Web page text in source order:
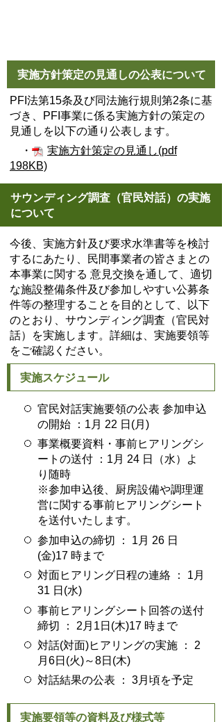
実施方針策定の見通しの公表について
PFI法第15条及び同法施行規則第2条に基
づき、PFI事業に係る実施方針の策定の
見通しを以下の通り公表します。
・
実施方針策定の見通し(pdf
198KB)
サウンディング調査（官民対話）の実施
について
今後、実施方針及び要求水準書等を検討
するにあたり、民間事業者の皆さまとの
本事業に関する 意見交換を通して、適切
な施設整備条件及び参加しやすい公募条
件等の整理することを目的として、以下
のとおり、サウンディング調査（官民対
話）を実施します。詳細は、実施要領等
をご確認ください。
実施スケジュール
官民対話実施要領の公表 参加申込
の開始 ：1月 22 日(月)
事業概要資料・事前ヒアリングシ
ートの送付 ：1月 24 日（水）よ
り随時
※参加申込後、厨房設備や調理運
営に関する事前ヒアリングシート
を送付いたします。
参加申込の締切 ： 1月 26 日
(金)17 時まで
対面ヒアリング日程の連絡 ： 1月
31 日(水)
事前ヒアリングシート回答の送付
締切 ： 2月1日(木)17 時まで
対話(対面)ヒアリングの実施 ： 2
月6日(火)～8日(木)
対話結果の公表 ： 3月頃を予定
実施要領等の資料及び様式等